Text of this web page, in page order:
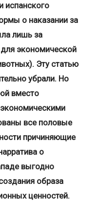
испанского
о наказании за
лишь за
экономической
Эту статью
убрали. Но
вместо
экономическими
все половые
причиняющие
о
выгодно
образа
ценностей.